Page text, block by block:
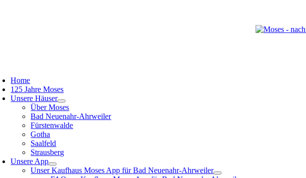
Home
125 Jahre Moses
Unsere Häuser
Über Moses
Bad Neuenahr-Ahrweiler
Fürstenwalde
Gotha
Saalfeld
Strausberg
Unsere App
Unser Kaufhaus Moses App für Bad Neuenahr-Ahrweiler